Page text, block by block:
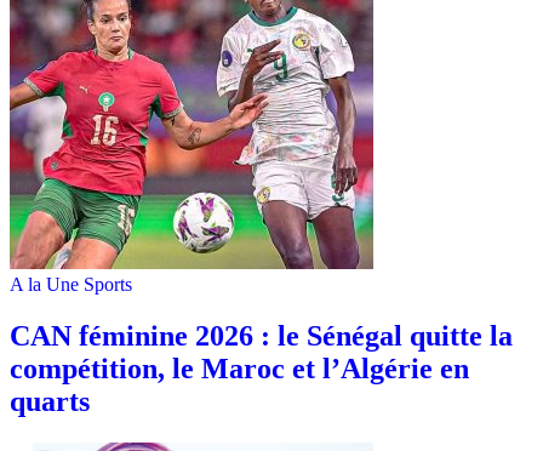
A la Une Sports
‎CAN féminine 2026 : le Sénégal quitte la
compétition, le Maroc et l’Algérie en
quarts